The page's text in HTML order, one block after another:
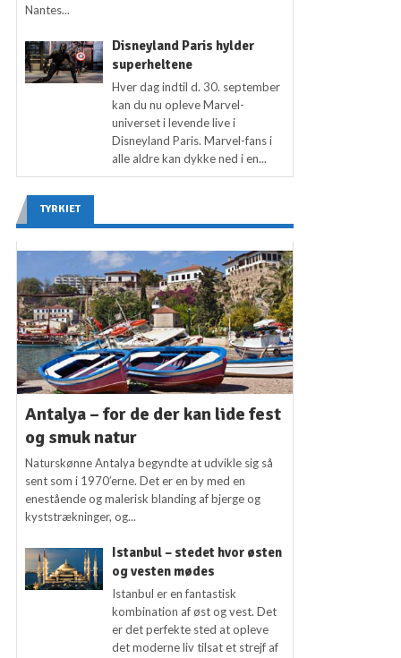
Nantes...
Disneyland Paris hylder
superheltene
Hver dag indtil d. 30. september
kan du nu opleve Marvel-
universet i levende live i
Disneyland Paris. Marvel-fans i
alle aldre kan dykke ned i en...
TYRKIET
Antalya – for de der kan lide fest
og smuk natur
Naturskønne Antalya begyndte at udvikle sig så
sent som i 1970’erne. Det er en by med en
enestående og malerisk blanding af bjerge og
kyststrækninger, og...
Istanbul – stedet hvor østen
og vesten mødes
Istanbul er en fantastisk
kombination af øst og vest. Det
er det perfekte sted at opleve
det moderne liv tilsat et strejf af